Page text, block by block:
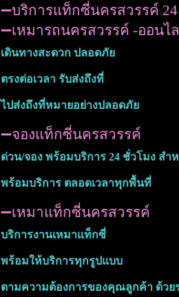
➖บริการแท็กซี่นครสวรรค์
➖เหมารถนครสวรรค์ -ออนไ
เดินทางสะดวก ปลอดภัย
ตรงต่อเวลา รับส่งถึงที่
ไปส่งถึงที่หมายอย่างปลอดภัย
➖จองแท็กซี่นครสวรรค์
ด่วน/จอง พร้อมบริการ 24 ชั่วโมง สำ
พร้อมบริการ ตลอดเวลาทุกพื้นที่
➖เหมาแท็กซี่นครสวรรค์
บริการงานเหมาแท็กซี่
พร้อมให้บริการทุกรูปแบบ
ตามความต้องการของคุณลูกค้า ด้ว